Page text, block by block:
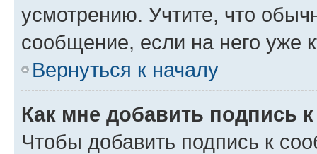
усмотрению. Учтите, что
сообщение, если на него уже
Вернуться к началу
Как мне добавить подпись
Чтобы добавить подпись к